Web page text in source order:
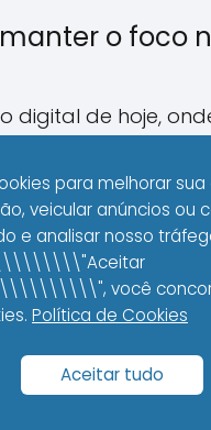
o foco
digital de hoje,
manter o foco é
o segredo é definir
quais são minhas
e manter um
mesmo que
para melhorar
veicular anúncios ou
e analisar nosso
você
Política de Cookies
Aceitar tudo